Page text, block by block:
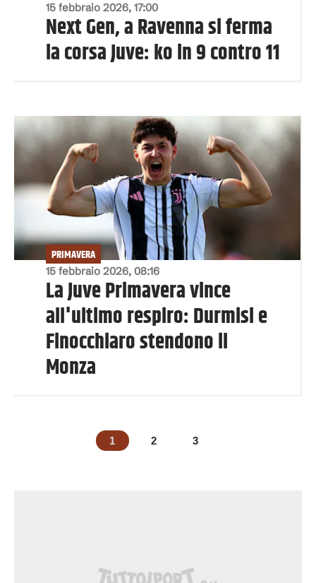
15 febbraio 2026, 17:00
Next Gen, a Ravenna si ferma
la corsa Juve: ko in 9 contro 11
15 febbraio 2026, 08:16
PRIMAVERA
La Juve Primavera vince
all'ultimo respiro: Durmisi e
Finocchiaro stendono il
Monza
1 2 3